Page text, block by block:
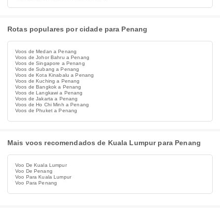
Rotas populares por cidade para Penang
Voos de Medan a Penang
Voos de Johor Bahru a Penang
Voos de Singapore a Penang
Voos de Subang a Penang
Voos de Kota Kinabalu a Penang
Voos de Kuching a Penang
Voos de Bangkok a Penang
Voos de Langkawi a Penang
Voos de Jakarta a Penang
Voos de Ho Chi Minh a Penang
Voos de Phuket a Penang
Mais voos recomendados de Kuala Lumpur para Penang
Voo De Kuala Lumpur
Voo De Penang
Voo Para Kuala Lumpur
Voo Para Penang